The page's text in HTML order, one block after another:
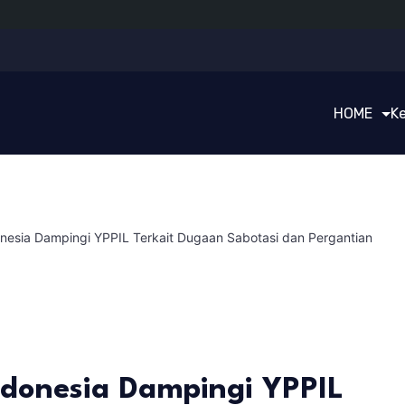
HOME
Dampingi YPPIL Terkait Dugaan Sabotasi dan Pergantian
Dampingi YPPIL